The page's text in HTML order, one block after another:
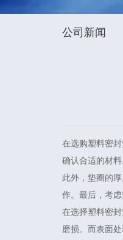
公司新闻
在选购塑料密
确认合适的材
此外，垫圈的
作。最后，考
在选择塑料密
磨损。而表面